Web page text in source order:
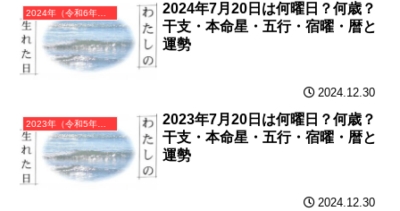
2024年（令和6年）甲辰（きのえたつ）・辰年（たつ年）カレンダー（月曜はじまり）
2024年7月20日は何曜日？何歳？
干支・本命星・五行・宿曜・暦と
運勢
2024.12.30
2023年（令和5年）癸卯（みずのとう）・卯年（うさぎ年）カレンダー（月曜はじまり）
2023年7月20日は何曜日？何歳？
干支・本命星・五行・宿曜・暦と
運勢
2024.12.30